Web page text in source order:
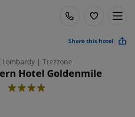
Share this hotel
| Trezzone
Hotel Goldenmile
4